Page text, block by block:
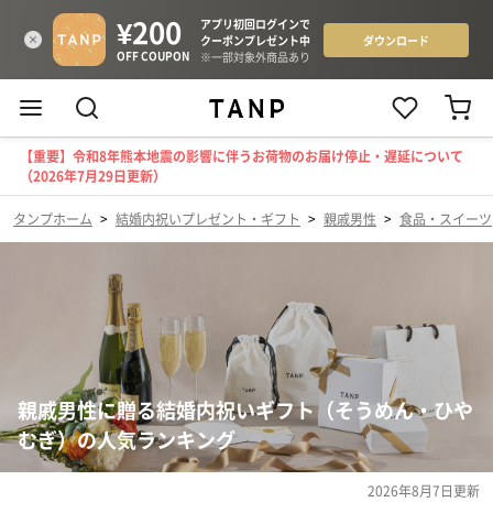
【重要】令和8年熊本地震の影響に伴うお荷物のお届け停止・遅延について
（2026年7月29日更新）
タンプホーム > 結婚内祝いプレゼント・ギフト > 親戚男性 > 食品・スイーツ
親戚男性に贈る結婚内祝いギフト（そうめん・ひや
むぎ）の人気ランキング
2026年8月7日更新